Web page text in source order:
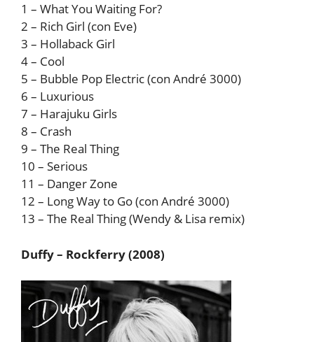
1 – What You Waiting For?
2 – Rich Girl (con Eve)
3 – Hollaback Girl
4 – Cool
5 – Bubble Pop Electric (con André 3000)
6 – Luxurious
7 – Harajuku Girls
8 – Crash
9 – The Real Thing
10 – Serious
11 – Danger Zone
12 – Long Way to Go (con André 3000)
13 – The Real Thing (Wendy & Lisa remix)
Duffy – Rockferry (2008)